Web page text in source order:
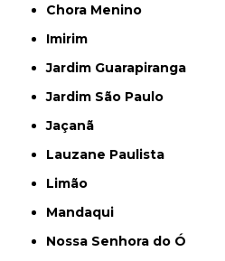
Chora Menino
Imirim
Jardim Guarapiranga
Jardim São Paulo
Jaçanã
Lauzane Paulista
Limão
Mandaqui
Nossa Senhora do Ó